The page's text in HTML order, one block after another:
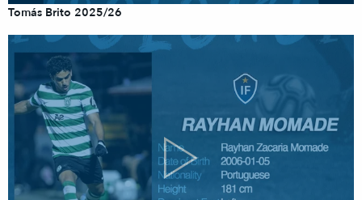
Tomás Brito 2025/26